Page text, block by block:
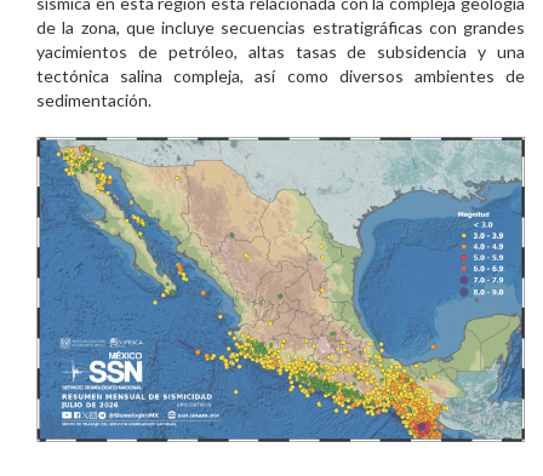
de la zona, que incluye secuencias estratigráficas con grandes
yacimientos de petróleo, altas tasas de subsidencia y una
tectónica salina compleja, así como diversos ambientes de
sedimentación.